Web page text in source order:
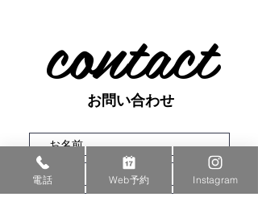
contact
お問い合わせ
電話 Web予約 Instagram